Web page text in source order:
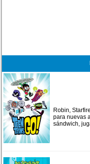
Robin,
para nuevas
sándwich,